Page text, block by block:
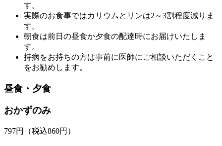
す。
実際のお食事ではカリウムとリンは2～3割程度減りま
す。
朝食は前日の昼食か夕食の配達時にお届けいたしま
す。
持病をお持ちの方は事前に医師にご相談いただくこと
をお勧めします。
昼食・夕食
おかずのみ
797円 （税込860円）